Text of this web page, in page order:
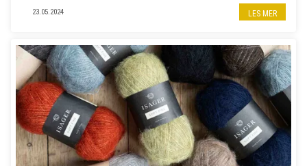
velkommen farge som beriker sinn, kropp og sjel. Naturligvi...
23.05.2024 LES MER